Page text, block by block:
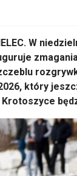
W
który
Krotoszyce